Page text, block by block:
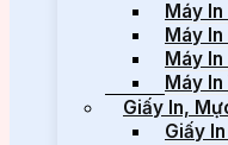
Máy
Máy In
Máy
Máy
Giấy In,
Giấy